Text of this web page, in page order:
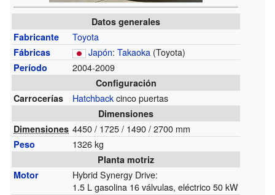
Datos generales
Fabricante
Toyota
Fábricas Japón:Takaoka (Toyota)
Período 2004-2009
Configuración
Carrocerías
Hatchbackcinco puertas
Dimensiones
Dimensiones 4450 / 1725 / 1490 / 2700 mm
Peso 1326 kg
Planta motriz
Motor
Hybrid Synergy Drive:
1.5 L gasolina 16 válvulas, eléctrico 50 kW